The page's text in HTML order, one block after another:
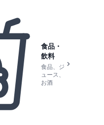
食品・
飲料
食品、ジ
ュース、
お酒